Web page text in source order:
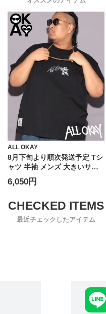
ALL OKAY
8月下旬より順次発送予定 Tシ
ャツ 半袖 メンズ 大きいサイ
ズ フロント刺繍×バックプリ
ント クルーネック カットソー
カジュアル プリントシャツ ク
ルー コットン
6,050円
最近チェックしたアイテム